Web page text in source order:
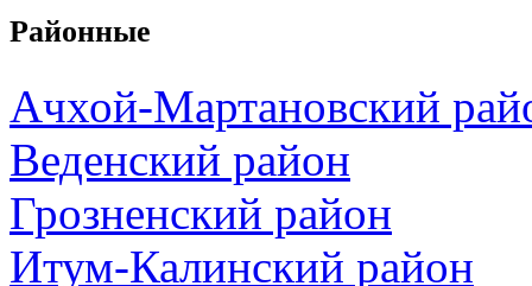
Районные
Ачхой-Мартановский
Веденский район
Грозненский район
Итум-Калинский район